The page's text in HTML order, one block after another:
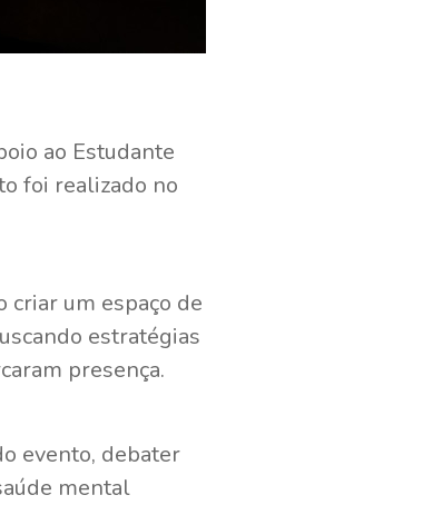
ao Estudante
foi realizado no
criar um espaço de
estratégias
presença.
evento, debater
mental